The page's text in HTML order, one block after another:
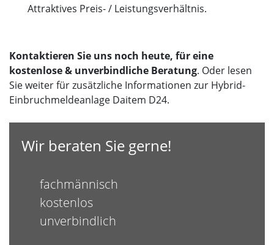
Attraktives Preis- / Leistungsverhältnis.
Kontaktieren Sie uns noch heute, für eine
kostenlose & unverbindliche Beratung. Oder lesen
Sie weiter für zusätzliche Informationen zur Hybrid-
Einbruchmeldeanlage Daitem D24.
Wir beraten Sie gerne!
fachmännisch
kostenlos
unverbindlich